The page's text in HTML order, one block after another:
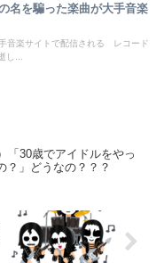
？
名を騙った楽曲が大手音楽
音楽サイトで配信される レコード
し...
「30歳でアイドルをやっ
？」どうなの？？？